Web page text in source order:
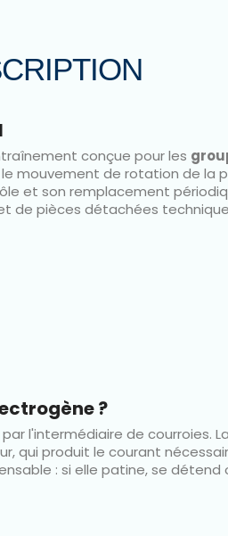
conçue pour les
mouvement de rotation de la
et son remplacement
de pièces détachées
?
l'intermédiaire de courroies. La
qui produit le courant
: si elle patine, se